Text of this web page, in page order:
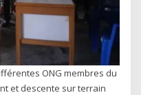
ONG membres du
et descente sur terrain